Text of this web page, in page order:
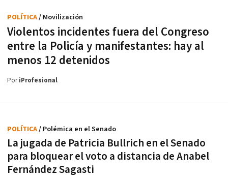
Violentos incidentes fuera del Congreso
entre la Policía y manifestantes: hay al
menos 12 detenidos
POLÍTICA/ Movilización
PoriProfesional
La jugada de Patricia Bullrich en el Senado
para bloquear el voto a distancia de Anabel
Fernández Sagasti
POLÍTICA/ Polémica en el Senado